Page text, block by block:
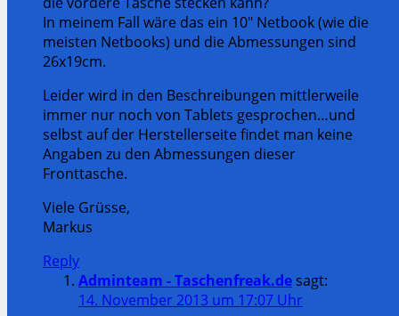
In meinem Fall wäre das ein 10″ Netbook (wie die
meisten Netbooks) und die Abmessungen sind
26x19cm.
Leider wird in den Beschreibungen mittlerweile
immer nur noch von Tablets gesprochen…und
selbst auf der Herstellerseite findet man keine
Angaben zu den Abmessungen dieser
Fronttasche.
Viele Grüsse,
Markus
Reply
Adminteam - Taschenfreak.desagt:
14. November 2013 um 17:07 Uhr